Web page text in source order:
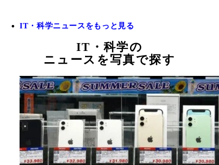
IT・科学ニュースをもっと見る
IT・科学の
ニュースを写真で探す